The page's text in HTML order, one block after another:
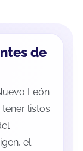
de
León
listos
el